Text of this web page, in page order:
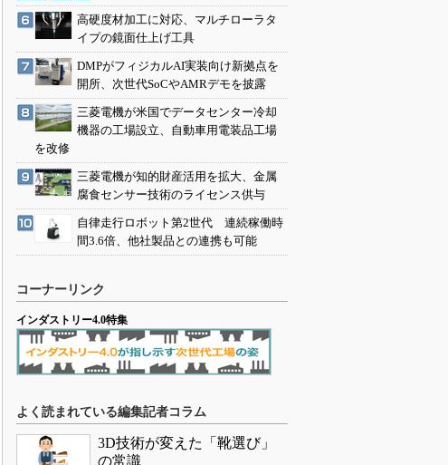
高硬度材加工に対応、マルチローラタ
イプの鏡面仕上げ工具
DMPがフィジカルAI実装向け新拠点を
開所、次世代SoCやAMRデモを披露
三菱電機が米国でデータセンター冷却
機器の工場設立、自動車用電装品工場
を改修
三菱電機が知的財産活用を拡大、金属
腐食センサー技術のライセンス供与
自律走行ロボット第2世代 連続稼働時
間3.6倍、他社製品との連携も可能
コーナーリンク
インダストリー4.0特集
よく読まれている編集記者コラム
3D技術が変えた「靴選び」
の常識